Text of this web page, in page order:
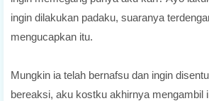
ingin dilakukan padaku, suaranya
mengucapkan itu.
Mungkin ia telah bernafsu dan ingin
bereaksi, aku kostku akhirnya mengambil